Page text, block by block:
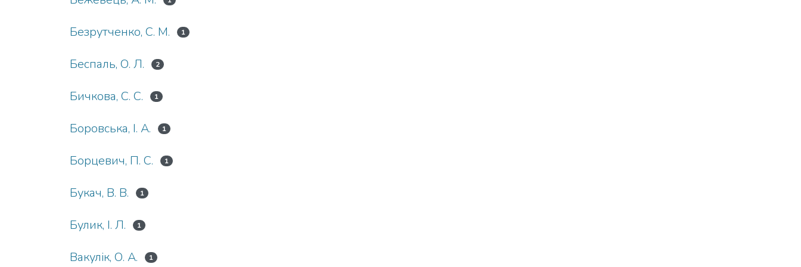
Безрутченко, С. М. 1
Беспаль, О. Л. 2
Бичкова, С. С. 1
Боровська, І. А. 1
Борцевич, П. С. 1
Букач, В. В. 1
Булик, І. Л. 1
Вакулік, О. А. 1